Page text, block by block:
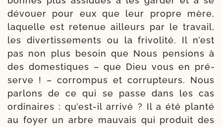
dévouer pour eux que leur propre mère,
laquelle est rete­nue ailleurs par le tra­vail,
les diver­tis­se­ments ou la fri­vo­li­té. Il n’est
pas non plus besoin que Nous pen­sions à
des domes­tiques – que Dieu vous en pré­
serve ! – cor­rom­pus et corrup­teurs. Nous
par­lons de ce qui se passe dans les cas
ordi­naires : qu’est-il arri­vé ? Il a été plan­té
au foyer un arbre mau­vais qui pro­duit des